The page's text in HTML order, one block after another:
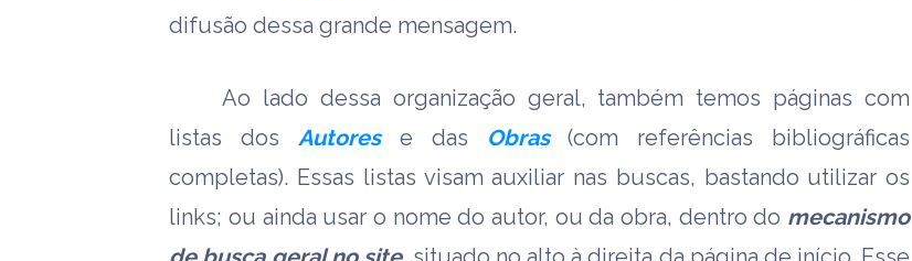
difusão dessa grande mensagem.
Ao lado dessa organização geral, também temos páginas com
listas dos Autorese das Obras(com referências bibliográficas
completas). Essas listas visam auxiliar nas buscas, bastando utilizar os
links; ou ainda usar o nome do autor, ou da obra, dentro do mecanismo